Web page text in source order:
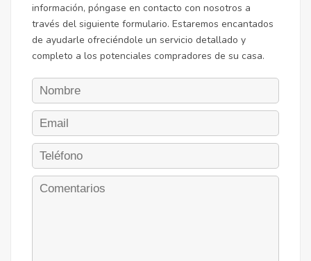
información, póngase en contacto con nosotros a
través del siguiente formulario. Estaremos encantados
de ayudarle ofreciéndole un servicio detallado y
completo a los potenciales compradores de su casa.